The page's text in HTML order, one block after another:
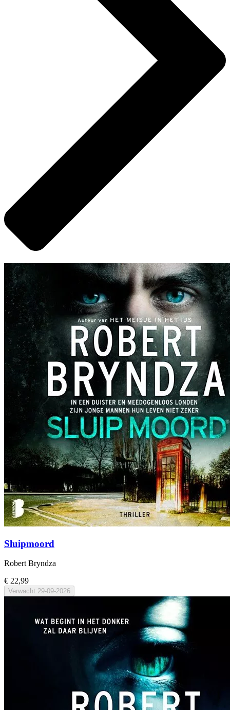
Sluipmoord
Robert Bryndza
€ 22,99
Verwacht 29-09-2026